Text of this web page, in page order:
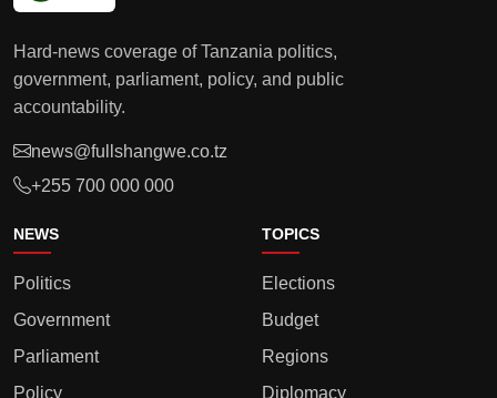
Hard-news coverage of Tanzania politics,
government, parliament, policy, and public
accountability.
news@fullshangwe.co.tz
+255 700 000 000
NEWS
Politics
Government
Parliament
Policy
TOPICS
Elections
Budget
Regions
Diplomacy